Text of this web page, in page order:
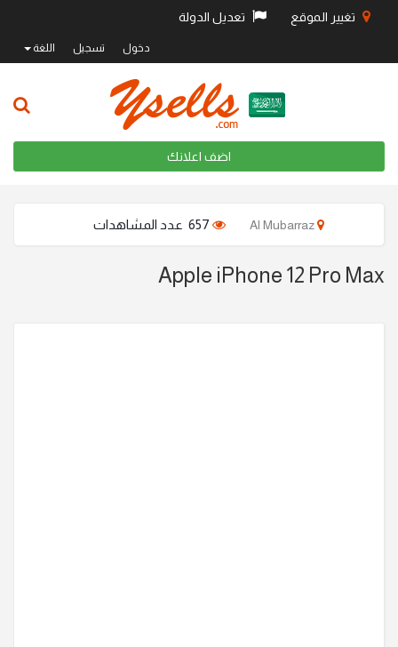
تغيير الموقع تعديل الدولة
دخول تسجيل اللغة
اضف اعلانك
Apple iPhone 12 Pro Max